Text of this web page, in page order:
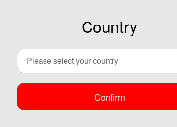
Country
Please select your country
Confirm